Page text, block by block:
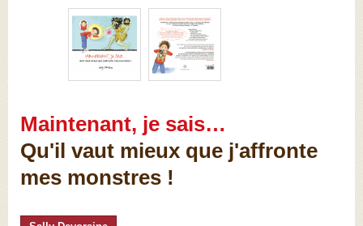
Maintenant, je sais…
Qu'il vaut mieux que j'affronte
mes monstres !